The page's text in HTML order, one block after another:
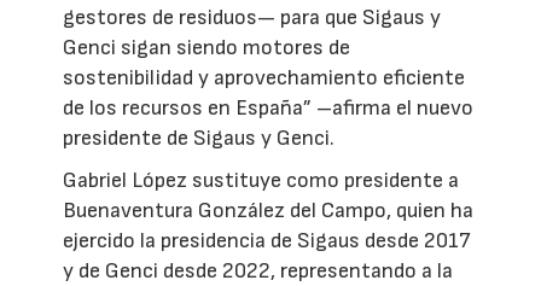
gestores de residuos— para que Sigaus y
Genci sigan siendo motores de
sostenibilidad y aprovechamiento eficiente
de los recursos en España” –afirma el nuevo
presidente de Sigaus y Genci.
Gabriel López sustituye como presidente a
Buenaventura González del Campo, quien ha
ejercido la presidencia de Sigaus desde 2017
y de Genci desde 2022, representando a la